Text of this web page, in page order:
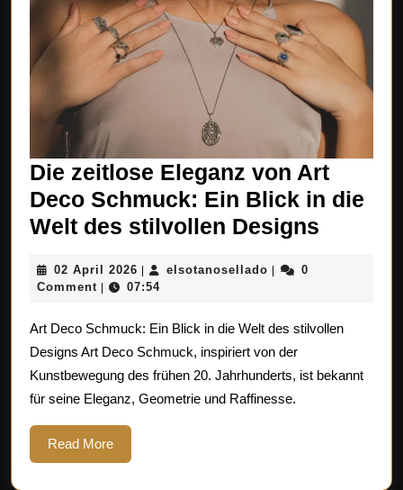
Die zeitlose Eleganz von Art
Deco Schmuck: Ein Blick in die
Welt des stilvollen Designs
Art
02 April 2026 02
April
| elsotanosellado elsotanosellado
|
0
Comment | 07:54
Art Deco Schmuck: Ein Blick in die Welt des stilvollen
Designs Art Deco Schmuck, inspiriert von der
Kunstbewegung des frühen 20. Jahrhunderts, ist bekannt
für seine Eleganz, Geometrie und Raffinesse.
Read MoreRead
More